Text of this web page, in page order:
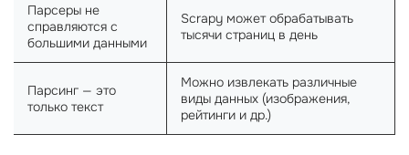
Парсеры не
справляются с
большими данными
Scrapy может обрабатывать
тысячи страниц в день
Парсинг — это
только текст
Можно извлекать различные
виды данных (изображения,
рейтинги и др.)